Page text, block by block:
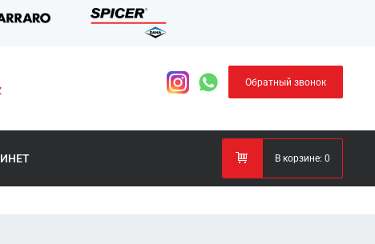
Обратный звонок
В корзине: 0